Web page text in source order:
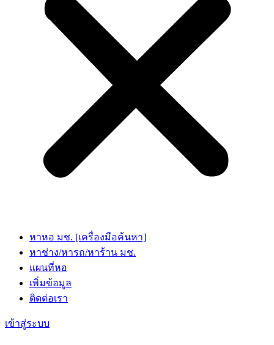
หาหอ มช. [เครื่องมือค้นหา]
หาช่าง/หารถ/หาร้าน มช.
แผนที่หอ
เพิ่มข้อมูล
ติดต่อเรา
เข้าสู่ระบบ